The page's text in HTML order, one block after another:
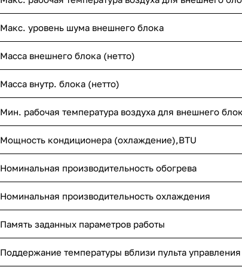
Макс. уровень шума внешнего блока
Масса внешнего блока (нетто)
Масса внутр. блока (нетто)
Мин. рабочая температура воздуха для внешнего
Мощность кондиционера (охлаждение),BTU
Номинальная производительность обогрева
Номинальная производительность охлаждения
Память заданных параметров работы
Поддержание температуры вблизи пульта управления